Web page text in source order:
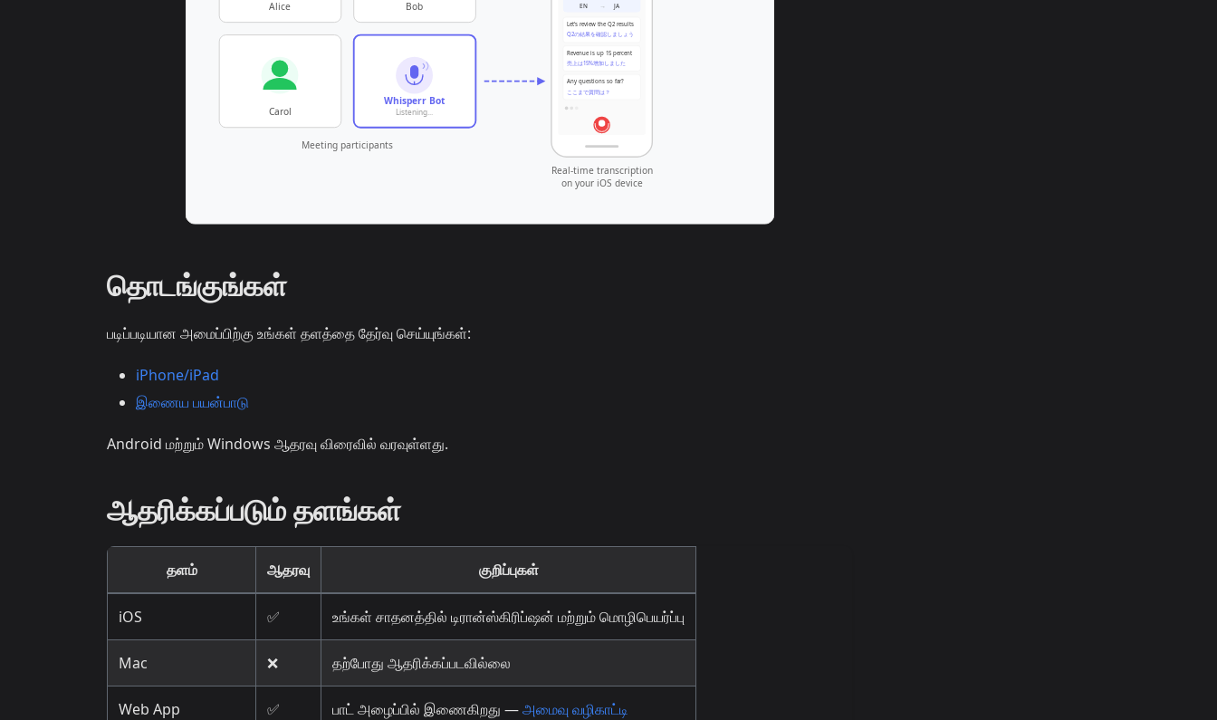
தொடங்குங்கள்
படிப்படியான அமைப்பிற்கு உங்கள் தளத்தை தேர்வு செய்யுங்கள்:
iPhone/iPad
இணைய பயன்பாடு
Android மற்றும் Windows ஆதரவு விரைவில் வரவுள்ளது.
ஆதரிக்கப்படும் தளங்கள்
தளம் ஆதரவு குறிப்புகள்
iOS ✅ உங்கள் சாதனத்தில் டிரான்ஸ்கிரிப்ஷன் மற்றும் மொழிபெயர்ப்பு
Mac ❌ தற்போது ஆதரிக்கப்படவில்லை
Web App ✅ பாட் அழைப்பில் இணைகிறது —அமைவு வழிகாட்டி